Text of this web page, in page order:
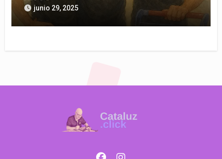
junio 29, 2025